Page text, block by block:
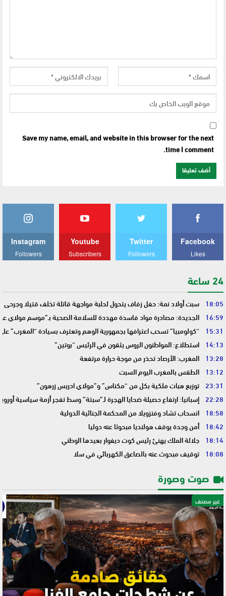
Save my name, email, and website in this browser for the next
time I comment.
Facebook
Likes
Twitter
Followers
Youtube
Subscribers
Instagram
Followers
24 ساعة
18:05 سبت أولاد نمة: حفل زفاف يتحول لحلبة مواجهة قاتلة تخلف قتيلا وجرحى
16:59 الجديدة: مصادرة مواد فاسدة مهددة للسلامة الصحية بـ”موسم مولاي
15:31 “كولومبيا” تسحب اعترافها بجمهورية الوهم وتعترف بسيادة “المغرب”
14:13 استطلاع: المواطنون الروس يثقون في الرئيس “بوتين”
13:28 المغرب: الأرصاد تحذر من موجة حرارة مرتفعة
13:12 الطقس بالمغرب اليوم السبت
23:31 توزيع هبات ملكية بكل من “مكناس” و”مولاي ادريس زرهون”
22:28 إسبانيا: ارتفاع حصيلة ضحايا الهجرة لـ”سبتة” وسط تفجر أزمة سياسية
18:58 انسحاب تشاد وفنزويلا من المحكمة الجنائية الدولية
18:42 أمن وجدة يوقف هولنديا مبحوثا عنه دوليا
18:14 جلالة الملك يهنئ رئيس كوت ديفوار بعيدها الوطني
18:08 توقيف مبحوث عنه بالصاعق الكهربائي في سلا
صوت وصورة
غير مصنف